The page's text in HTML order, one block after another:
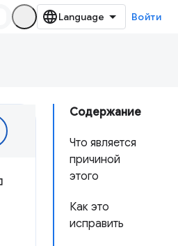
Войти
Содержание
Что является
причиной
этого
Как это
исправить